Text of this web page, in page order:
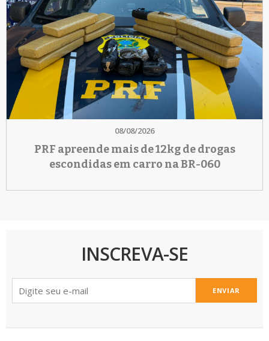
08/08/2026
PRF apreende mais de 12kg de drogas
escondidas em carro na BR-060
INSCREVA-SE
ENVIAR